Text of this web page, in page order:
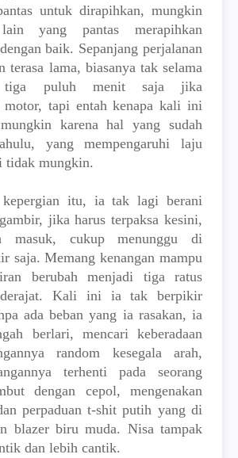
untuk dirapihkan, mungkin
yang pantas merapihkan
baik. Sepanjang perjalanan
terasa lama, biasanya tak selama
puluh menit saja jika
motor, tapi entah kenapa kali ini
karena hal yang sudah
yang mempengaruhi laju
tidak mungkin.
itu, ia tak lagi berani
jika harus terpaksa kesini,
cukup menunggu di
saja. Memang kenangan mampu
berubah menjadi tiga ratus
Kali ini ia tak berpikir
ada beban yang ia rasakan, ia
berlari, mencari keberadaan
random kesegala arah,
terhenti pada seorang
dengan cepol, mengenakan
perpaduan t-shit putih yang di
blazer biru muda. Nisa tampak
dan lebih cantik.